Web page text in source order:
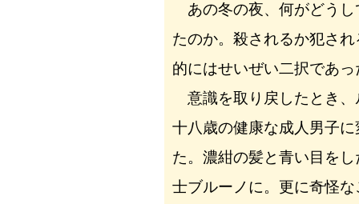
あの冬の夜、何がどうし
たのか。殺されるか犯さ
的にはせいぜい二択であ
意識を取り戻したとき、
十八歳の健康な成人男子
た。濃紺の髪と青い目を
士ブルーノに。更に奇怪